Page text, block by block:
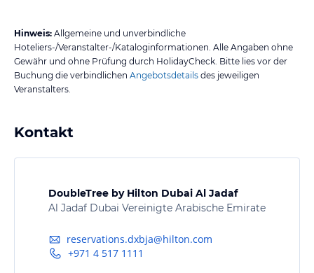
Hinweis: Allgemeine und unverbindliche
Hoteliers-/Veranstalter-/Kataloginformationen. Alle Angaben ohne
Gewähr und ohne Prüfung durch HolidayCheck. Bitte lies vor der
Buchung die verbindlichen Angebotsdetails des jeweiligen
Veranstalters.
Kontakt
DoubleTree by Hilton Dubai Al Jadaf
Al Jadaf Dubai Vereinigte Arabische Emirate
reservations.dxbja@hilton.com
+971 4 517 1111